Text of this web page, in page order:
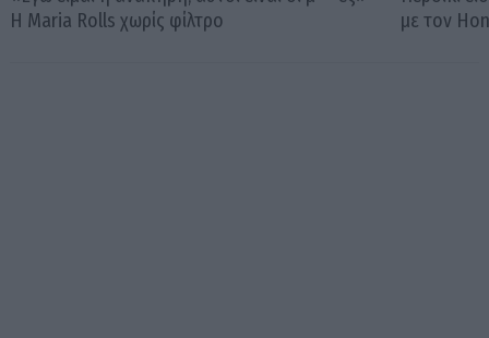
Η Maria Rolls χωρίς φίλτρο
με τον